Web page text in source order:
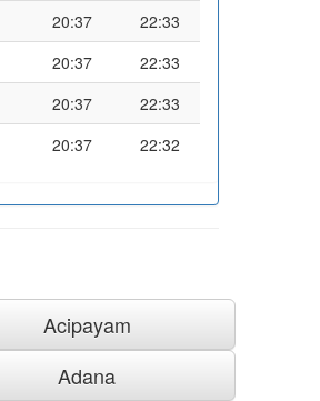
20:37
22:33
20:37
22:33
20:37
22:33
20:37 22:32
Acipayam
Adana